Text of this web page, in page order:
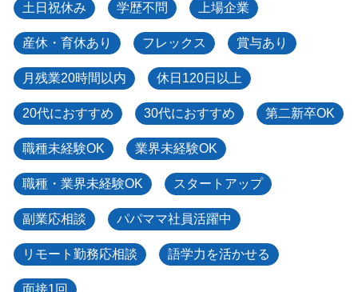
土日祝休み 学歴不問 上場企業
産休・育休あり フレックス 賞与あり
月残業20時間以内 休日120日以上
20代におすすめ 30代におすすめ 第二新卒OK
職種未経験OK 業界未経験OK
職種・業界未経験OK スタートアップ
副業応相談 パパママ社員活躍中
リモート勤務応相談 語学力を活かせる
面接1回